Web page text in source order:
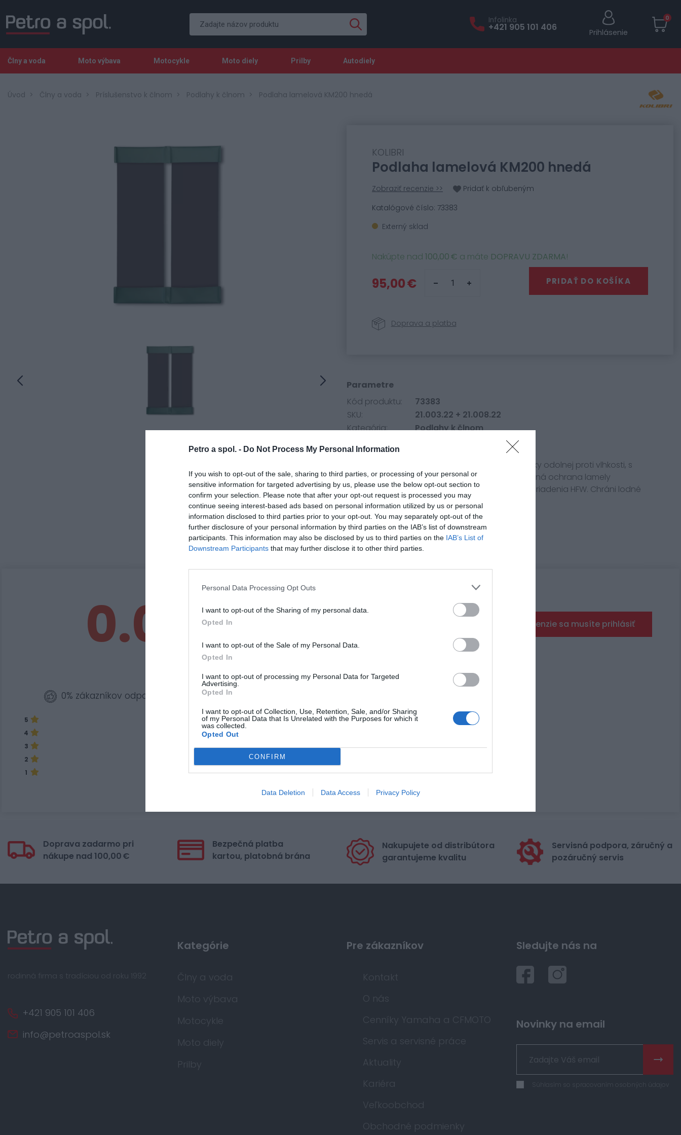
Petro a spol. - Do Not Process My Personal Information
If you wish to opt-out of the sale, sharing to third parties, or processing of your personal or
sensitive information for targeted advertising by us, please use the below opt-out section to
confirm your selection. Please note that after your opt-out request is processed you may
continue seeing interest-based ads based on personal information utilized by us or personal
information disclosed to third parties prior to your opt-out. You may separately opt-out of the
further disclosure of your personal information by third parties on the IAB’s list of downstream
participants. This information may also be disclosed by us to third parties on the IAB’s List of
Downstream Participants that may further disclose it to other third parties.
Personal Data Processing Opt Outs
I want to opt-out of the Sharing of my personal data.
Opted In
I want to opt-out of the Sale of my Personal Data.
Opted In
I want to opt-out of processing my Personal Data for Targeted
Advertising.
Opted In
I want to opt-out of Collection, Use, Retention, Sale, and/or Sharing
of my Personal Data that Is Unrelated with the Purposes for which it
was collected.
Opted Out
CONFIRM
Data Deletion Data Access Privacy Policy
Infolinka
+421 905 101 406 Prihlásenie
0
Člny a voda Moto výbava Motocykle Moto diely Prilby Autodiely
Úvod Člny a voda Príslušenstvo k člnom Podlahy k člnom Podlaha lamelová KM200 hnedá
KOLIBRI
Podlaha lamelová KM200 hnedá
Zobraziť recenzie >>
Pridať k obľubeným
Katalógové číslo: 73383
Externý sklad
Nakúpte nad 100,00 € a máte DOPRAVU ZDARMA!
95,00 € PRIDAŤ DO KOŠÍKA
Doprava a platba
Parametre
Kód produktu:
73383
SKU:
21.003.22 + 21.008.22
Kategória:
Podlahy k člnom
Lamelová vrstvená podlaha vyrobená z preglejky odolnej proti vlhkosti, s
hrúbkou 9 mm a protišmykovým povrchom. Bočná ochrana lamely
vyrobená z PVC tkaniny a zváraná pomocou zariadenia HFW. Chráni lodné
tubusy pred odieraním.
Veľkosť lamely - 87 x 25 cm
Množstvo lamiel - 2 ks
0.0
0% zákazníkov odporúča produkt
5
4
3
2
1
Pre pridanie recenzie sa musíte prihlásiť
Doprava zadarmo pri
nákupe nad 100,00 €
Bezpečná platba
kartou, platobná brána
Nakupujete od distribútora
garantujeme kvalitu
Servisná podpora, záručný a
pozáručný servis
rodinná firma s tradíciou od roku 1992
+421 905 101 406
info@petroaspol.sk
Sledujte nás na
Novinky na email
Súhlasím so spracovaním osobných údajov
Kategórie
Člny a voda
Moto výbava
Motocykle
Moto diely
Prilby
Pre zákazníkov
Kontakt
O nás
Cenníky Yamaha a CFMOTO
Servis a servisné práce
Aktuality
Kariéra
Veľkoobchod
Obchodné podmienky